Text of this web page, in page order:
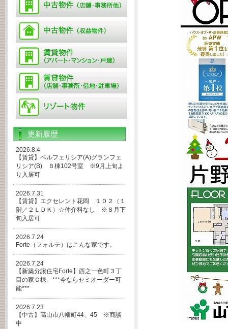
更新履歴
2026.8.4
【賃貸】ベルフェリシア(A)グランフェ
リシア(B) Ｂ棟102号室 ※9月上旬よ
り入居可
2026.7.31
【賃貸】エクセレント花岡 １０２（１
階／２ＬＤＫ）☆仲介料なし ※８月下
旬入居可
2026.7.24
Forte（フォルテ）はこんな家です。
2026.7.24
【新築分譲住宅Forte】西之一色町３丁
目の家Ｃ棟 ***今ならセミオーダー可
能***
2026.7.23
【中古】高山市八幡町44、45 ※商談
中